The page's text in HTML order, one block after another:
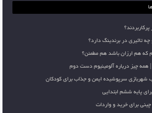
تاثیری در برندینگ دارد؟
که هم ارزان باشد هم مطمئن؟
همه چیز درباره آلومینیوم دست دوم
شهربازی سرپوشیده ایمن و جذاب برای کودکان
پایه ششم ابتدایی
برای خرید و واردات